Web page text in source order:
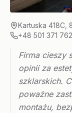
Kartuska 418C,
+48 501 371 762
Firma cieszy
opinii za
szklarskich.
poważne
montażu,